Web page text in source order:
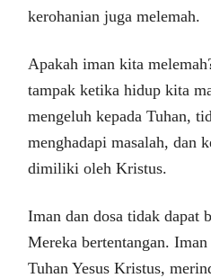
kerohanian juga melemah.
Apakah iman kita
tampak ketika hidup kita
mengeluh kepada Tuhan,
menghadapi masalah, dan
dimiliki oleh Kristus.
Iman dan dosa tidak dapat
Mereka bertentangan.
Tuhan Yesus Kristus,